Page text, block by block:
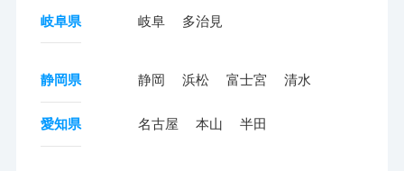
岐阜県 岐阜 多治見
静岡県 静岡 浜松 富士宮 清水
愛知県 名古屋 本山 半田